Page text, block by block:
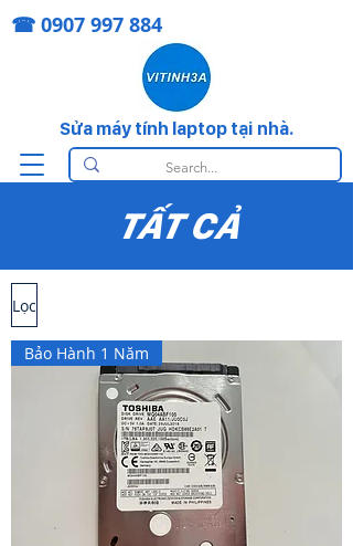
Sửa máy tính laptop tại nhà.
☎ 0907 997 884
TẤT CẢ
Lọc
Bảo Hành 1 Năm